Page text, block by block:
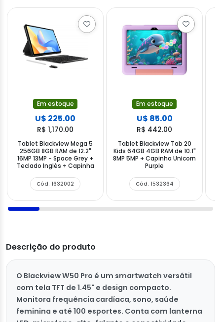
Em estoque
U$ 225.00
R$ 1,170.00
Tablet Blackview Mega 5
256GB 8GB RAM de 12.2"
16MP 13MP - Space Grey +
Teclado Inglês + Capinha
Cód. 1632002
Em estoque
U$ 85.00
R$ 442.00
Tablet Blackview Tab 20
Kids 64GB 4GB RAM de 10.1"
8MP 5MP + Capinha Unicorn
Purple
Cód. 1532364
Descrição do produto
O Blackview W50 Pro é um smartwatch versátil
com tela TFT de 1.45" e design compacto.
Monitora frequência cardíaca, sono, saúde
feminina e até 100 esportes. Conta com lanterna